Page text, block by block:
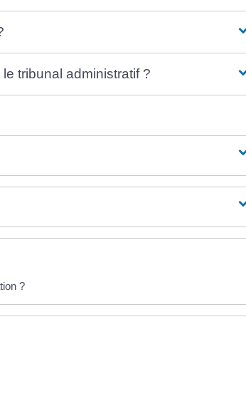
tribunal administratif ?
?